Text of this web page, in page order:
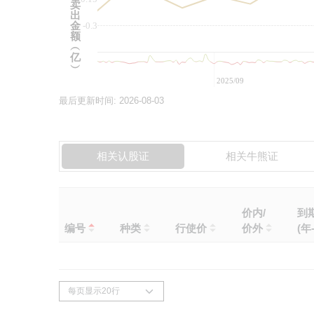
-0.3
2025/09
卖
出
金
额
︵
亿
︶
最后更新时间: 2026-08-03
相关认股证 相关牛熊证
编号 种类 行使价
价内/
价外
到
(